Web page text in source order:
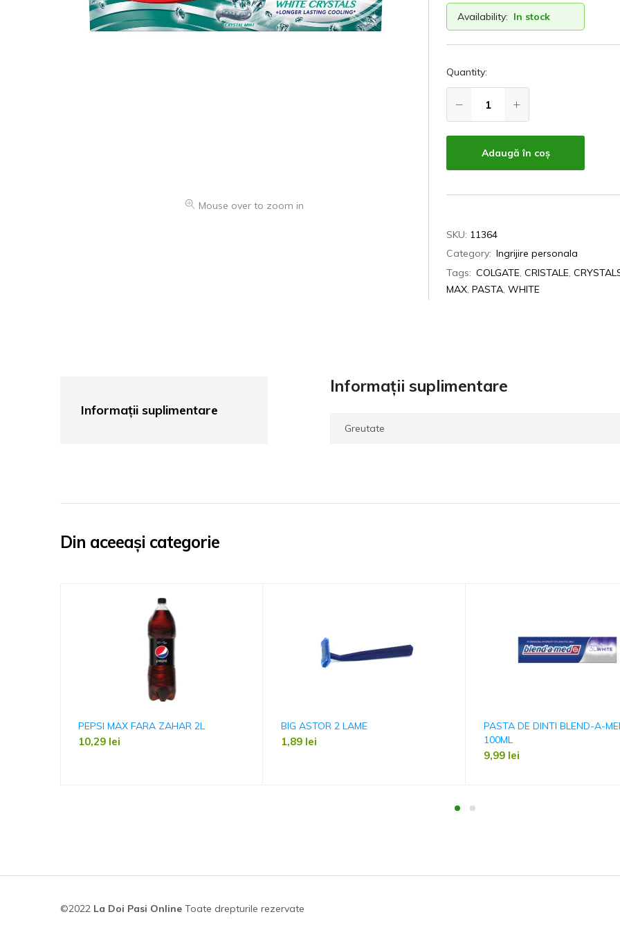
Mouse over to zoom in
Availability: In stock
Quantity:
Adaugă în coș
SKU: 11364
Category: Ingrijire personala
Tags: COLGATE,CRISTALE,
MAX,PASTA,WHITE
Informații suplimentare
Informații suplimentare
Greutate
Din aceeași categorie
PEPSI MAX FARA ZAHAR 2L
10,29 lei
BIG ASTOR 2 LAME
1,89 lei
PASTA DE DINTI BLEND-A-
100ML
9,99 lei
©2022 La Doi Pasi Online Toate drepturile rezervate